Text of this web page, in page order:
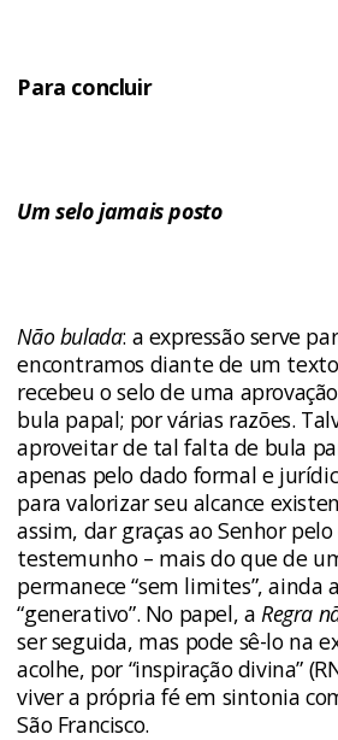
Para concluir
Um selo jamais posto
Não bulada: a expressão serve
encontramos diante de um
recebeu o selo de uma
bula papal; por várias razões.
aproveitar de tal falta de bula
apenas pelo dado formal e
para valorizar seu alcance
assim, dar graças ao Senhor
testemunho – mais do que de
permanece “sem limites”, ainda
“generativo”. No papel, a Regra
ser seguida, mas pode sê-lo na
acolhe, por “inspiração divina”
viver a própria fé em sintonia
São Francisco.